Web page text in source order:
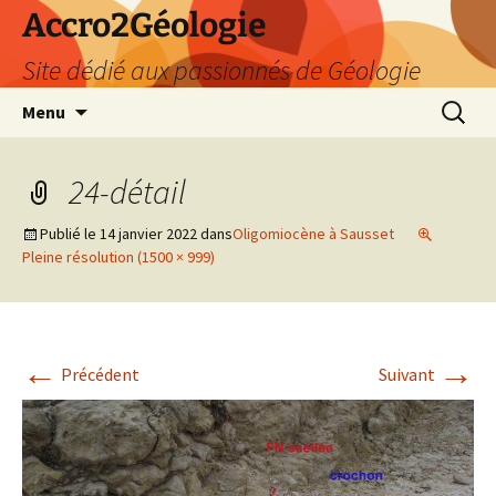
Accro2Géologie
Site dédié aux passionnés de Géologie
Menu
24-détail
Publié le 14 janvier 2022dansOligomiocène à Sausset
Pleine résolution (1500 × 999)
← Précédent Suivant →